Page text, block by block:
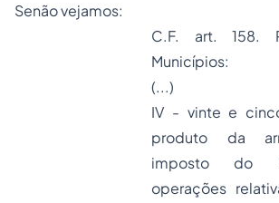
Senão vejamos:
C.F. art. 158.
Municípios:
(...)
IV - vinte e
produto da
imposto do
operações